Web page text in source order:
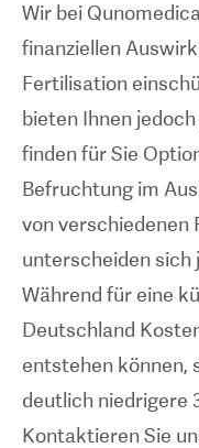
Wir bei
finanziellen
Fertilisation
bieten Ihnen
finden für Sie
Befruchtung im
von verschiedenen
unterscheiden sich
Während für eine
Deutschland
entstehen können,
deutlich niedrigere
Kontaktieren Sie